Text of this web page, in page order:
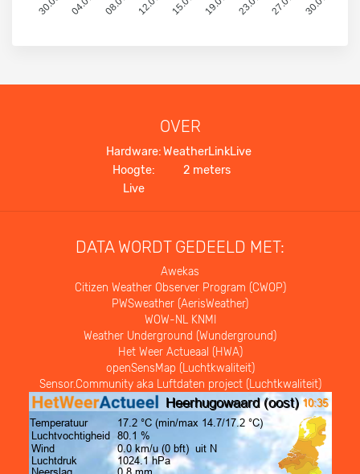
OVER
Hardware:WeatherLinkLive
Hoogte:
2 meters
Live
DATA WORDT GEDEELD MET:
Awekas
Citizen Weather Observer Program (CWOP)
PWSweather (AerisWeather)
WOW-NL KNMI
Weather Underground (Wunderground)
Het Weer Actueaal (HWA)
openSensMap (Luchtkwaliteit)
Sensor.Community aka Luftdaten project (Luchtkwaliteit)